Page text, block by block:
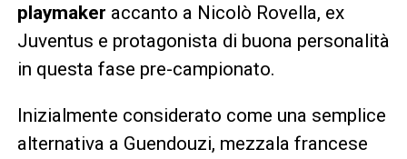
playmaker accanto a Nicolò Rovella, ex
Juventus e protagonista di buona personalità
in questa fase pre-campionato.
Inizialmente considerato come una semplice
alternativa a Guendouzi, mezzala francese